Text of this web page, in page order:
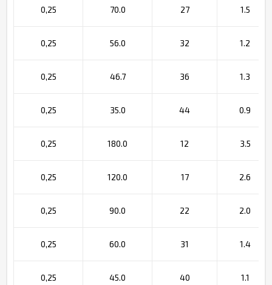
0,25 70.0 27 1.5
0,25 56.0 32 1.2
0,25 46.7 36 1.3
0,25 35.0 44 0.9
0,25 180.0 12 3.5
0,25 120.0 17 2.6
0,25 90.0 22 2.0
0,25 60.0 31 1.4
0,25 45.0 40 1.1